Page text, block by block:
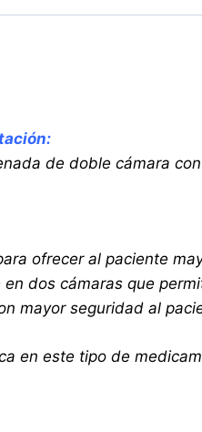
de doble cámara
ofrecer al paciente
dos cámaras que
mayor seguridad al
en este tipo de